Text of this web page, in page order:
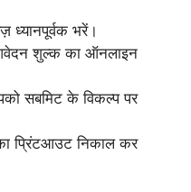
भरें।
शुल्क का ऑनलाइन
सबमिट के विकल्प पर
प्रिंटआउट निकाल कर